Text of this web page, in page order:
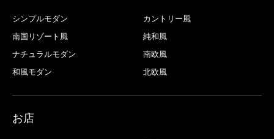
シンプルモダン
カントリー風
南国リゾート風
純和風
ナチュラルモダン
南欧風
和風モダン
北欧風
お店